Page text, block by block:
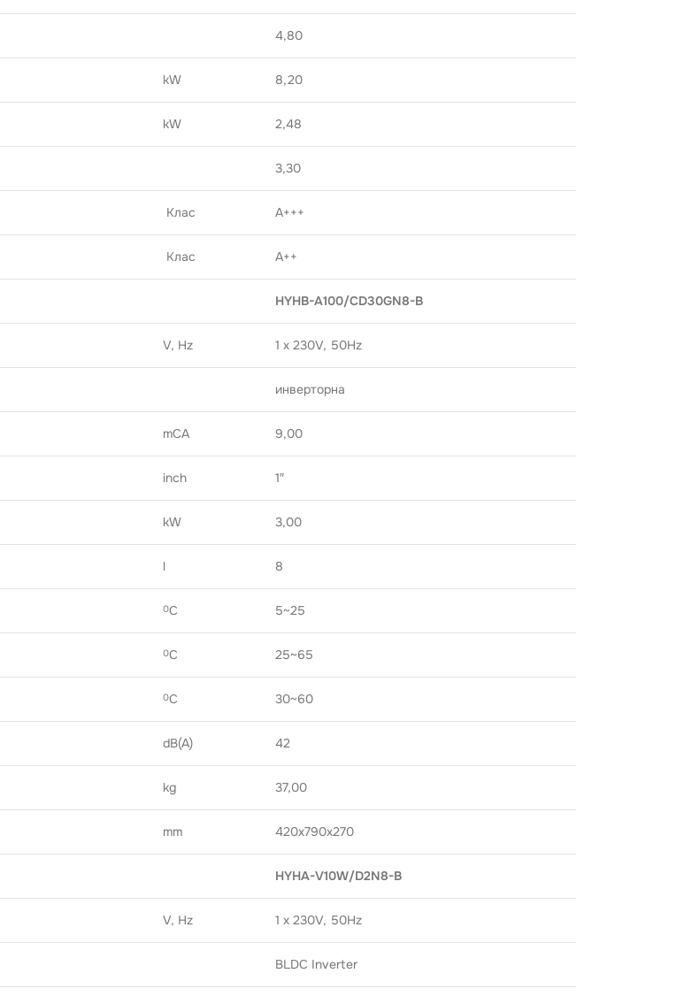
4,80
kW 8,20
kW 2,48
3,30
Клас A+++
Клас A++
HYHB-A100/CD30GN8-B
V, Hz 1 x 230V, 50Hz
инверторна
mCA 9,00
inch 1″
kW 3,00
l 8
0C 5~25
0C 25~65
0C 30~60
dB(A) 42
kg 37,00
mm 420x790x270
HYHA-V10W/D2N8-B
V, Hz 1 x 230V, 50Hz
BLDC Inverter